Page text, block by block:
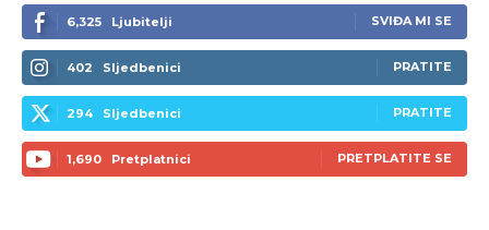
6,325 Ljubitelji SVIĐA MI SE
402 Sljedbenici PRATITE
294 Sljedbenici PRATITE
1,690 Pretplatnici PRETPLATITE SE